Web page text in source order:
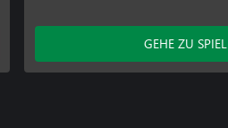
GEHE ZU SPIEL